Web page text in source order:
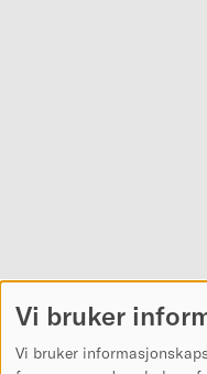
Vi bruker
Vi bruker